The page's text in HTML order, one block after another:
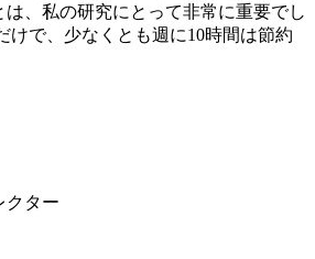
は、私の研究にとって非常に重要でし
けで、少なくとも週に10時間は節約
クター